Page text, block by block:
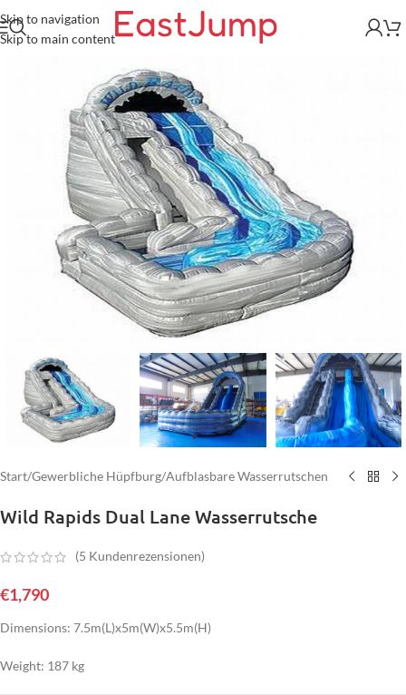
Skip to navigation
Skip to main content
Start/Gewerbliche Hüpfburg/Aufblasbare Wasserrutschen
Wild Rapids Dual Lane Wasserrutsche
(5 Kundenrezensionen)
€1,790
Dimensions: 7.5m(L)x5m(W)x5.5m(H)
Weight: 187 kg